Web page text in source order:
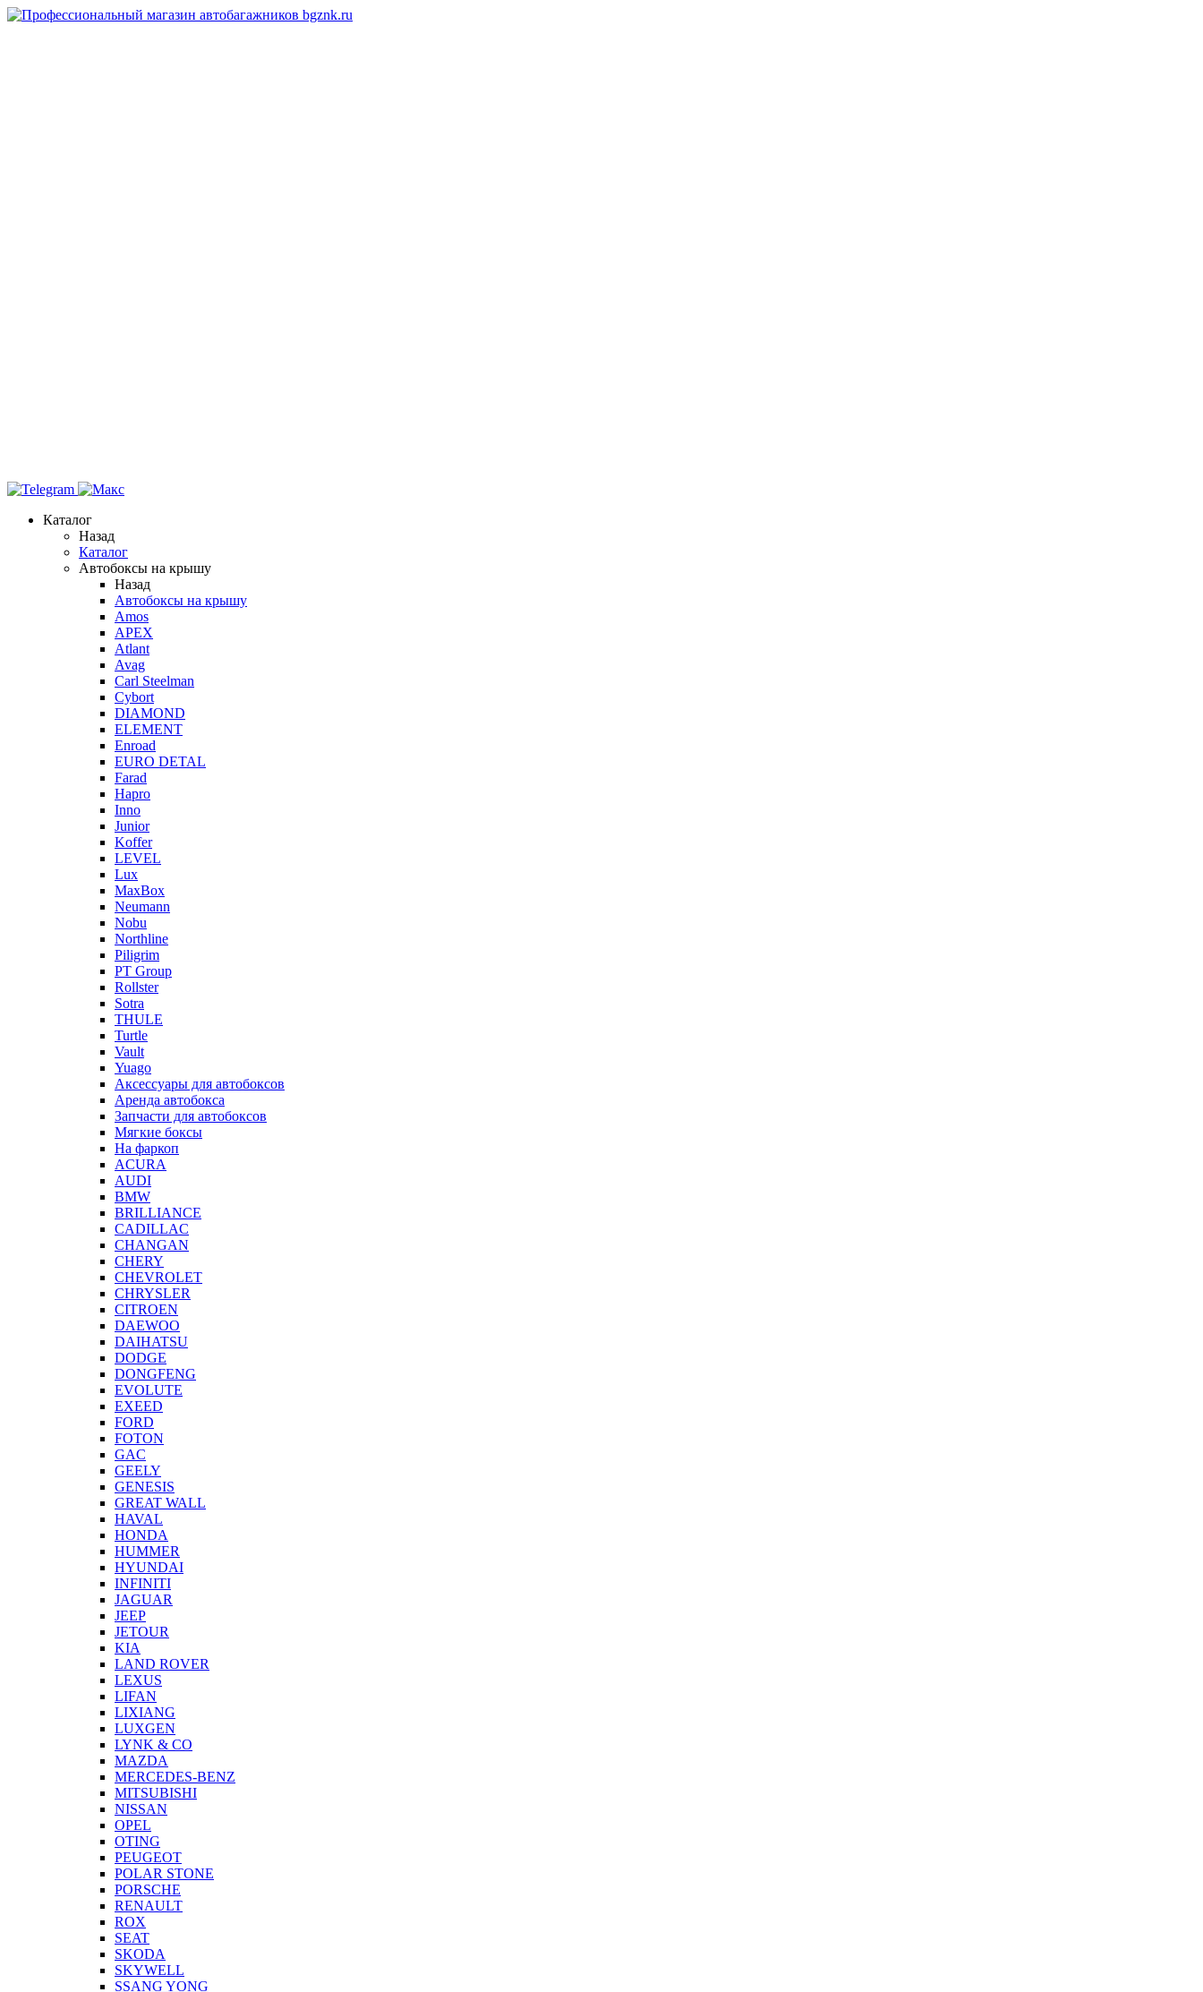
Каталог
Назад
Каталог
Автобоксы на крышу
Назад
Автобоксы на крышу
Amos
APEX
Atlant
Avag
Carl Steelman
Cybort
DIAMOND
ELEMENT
Enroad
EURO DETAL
Farad
Hapro
Inno
Junior
Koffer
LEVEL
Lux
MaxBox
Neumann
Nobu
Northline
Piligrim
PT Group
Rollster
Sotra
THULE
Turtle
Vault
Yuago
Аксессуары для автобоксов
Аренда автобокса
Запчасти для автобоксов
Мягкие боксы
На фаркоп
ACURA
AUDI
BMW
BRILLIANCE
CADILLAC
CHANGAN
CHERY
CHEVROLET
CHRYSLER
CITROEN
DAEWOO
DAIHATSU
DODGE
DONGFENG
EVOLUTE
EXEED
FORD
FOTON
GAC
GEELY
GENESIS
GREAT WALL
HAVAL
HONDA
HUMMER
HYUNDAI
INFINITI
JAGUAR
JEEP
JETOUR
KIA
LAND ROVER
LEXUS
LIFAN
LIXIANG
LUXGEN
LYNK & CO
MAZDA
MERCEDES-BENZ
MITSUBISHI
NISSAN
OPEL
OTING
PEUGEOT
POLAR STONE
PORSCHE
RENAULT
ROX
SEAT
SKODA
SKYWELL
SSANG YONG